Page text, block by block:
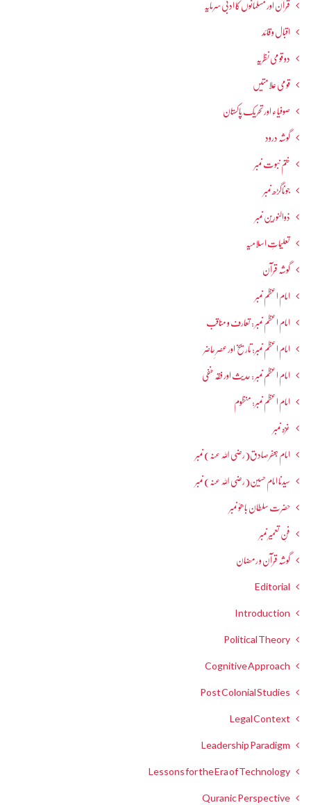
قرآن اور مسلمانوں کا ادبی سرمایہ
اقبال و قائد
دو قومی نظریہ
قومی علامتیں
صوفیاء اور تحریک ِپاکستان
گوشہ درود
ختم نبوت نمبر
جوناگڑھ نمبر
ذوالنورین نمبر
تعلیماتِ اسلامیہ
گوشہ قرآن
امام اعظم نمبر
امام اعظم نمبر : تعارف و مناقب
امام اعظم نمبر: تاریخ اور عصرِ حاضر
امام اعظم نمبر : حدیث اور فقہ حنفی
امام اعظم نمبر: منظوم
غزہ نمبر
امام جعفرصادق(رضی اللہ عنہ) نمبر
سیدنا امام حسین(رضی اللہ عنہ) نمبر
حضرت سلطان باھوؒ نمبر
فنِ تعمیر نمبر
گوشہ قرآن و رمضان
Editorial
Introduction
Political Theory
Cognitive Approach
Post Colonial Studies
Legal Context
Leadership Paradigm
Lessons for the Era of Technology
Quranic Perspective